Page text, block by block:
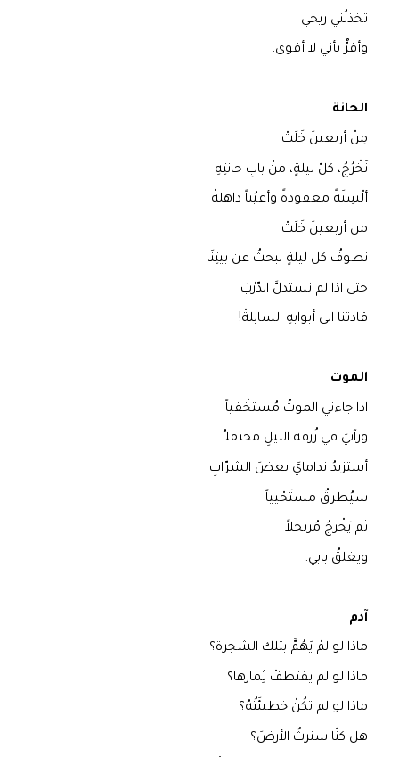
تخذلُني ريحي
وأقرُّ بأني لا أقوى.
الحانة
مِنْ أربعينَ خَلَتْ
نَخْرُجُ، كلّ ليلةٍ، منْ بابِ حانتِهِ
ألْسِنَةً معقودةً وأعيُناً ذاهلةْ
من أربعينَ خَلَتْ
نطوفُ كل ليلةٍ نبحثُ عن بيتِنَا
حتى اذا لم نستدلَّ الدّرْبَ
قادتنا الى أبوابهِ السابلةْ!
الموت
اذا جاءني الموتُ مُستخْفياً
ورآنيَ في زُرقة الليلِ محتفلاُ
أستزيدُ ندامايَ بعضَ الشرّابِ
سيُطرقُ مستَحْيياً
ثم يَخْرجُ مُرتحلاً
ويغلقُ بابي.
آدم
ماذا لو لمْ يَهُمَّ بتلك الشجرة؟
ماذا لو لم يقتطفْ ثِمارها؟
ماذا لو لم تكُنْ خطيئَتُهُ؟
هل كنّا سنرثُ الأرضَ؟